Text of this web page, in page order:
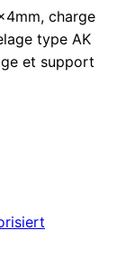
charge
type AK
et support